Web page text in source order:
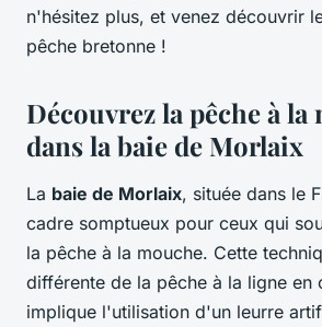
n'hésitez plus, et venez découvrir
pêche bretonne !
Découvrez la pêche à la
dans la baie de Morlaix
La baie de Morlaix, située dans le
cadre somptueux pour ceux qui
la pêche à la mouche. Cette
différente de la pêche à la ligne en
implique l'utilisation d'un leurre